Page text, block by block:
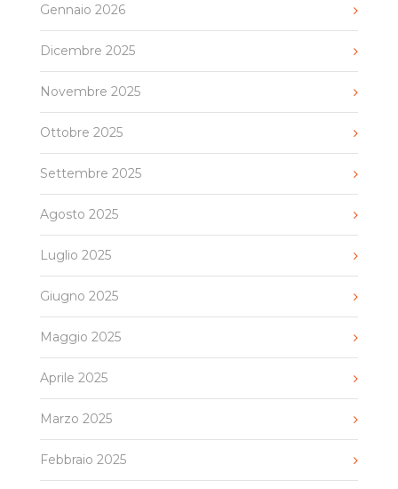
Gennaio 2026
Dicembre 2025
Novembre 2025
Ottobre 2025
Settembre 2025
Agosto 2025
Luglio 2025
Giugno 2025
Maggio 2025
Aprile 2025
Marzo 2025
Febbraio 2025